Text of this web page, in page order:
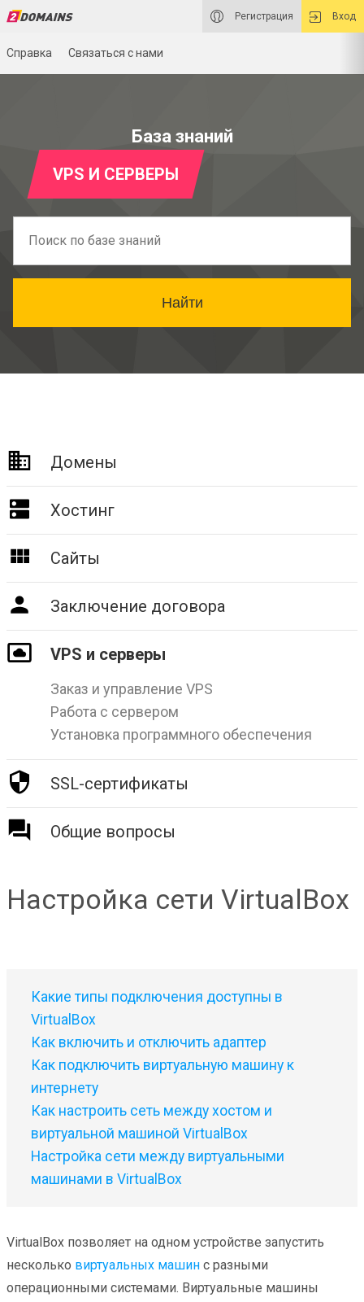
Регистрация Вход
Справка Связаться с нами
База знаний
VPS И СЕРВЕРЫ
Найти
Домены
Хостинг
Сайты
Заключение договора
VPS и серверы
Заказ и управление VPS
Работа с сервером
Установка программного обеспечения
SSL-сертификаты
Общие вопросы
Настройка сети VirtualBox
Какие типы подключения доступны в
VirtualBox
Как включить и отключить адаптер
Как подключить виртуальную машину к
интернету
Как настроить сеть между хостом и
виртуальной машиной VirtualBox
Настройка сети между виртуальными
машинами в VirtualBox
VirtualBox позволяет на одном устройстве запустить
несколько виртуальных машин с разными
операционными системами. Виртуальные машины